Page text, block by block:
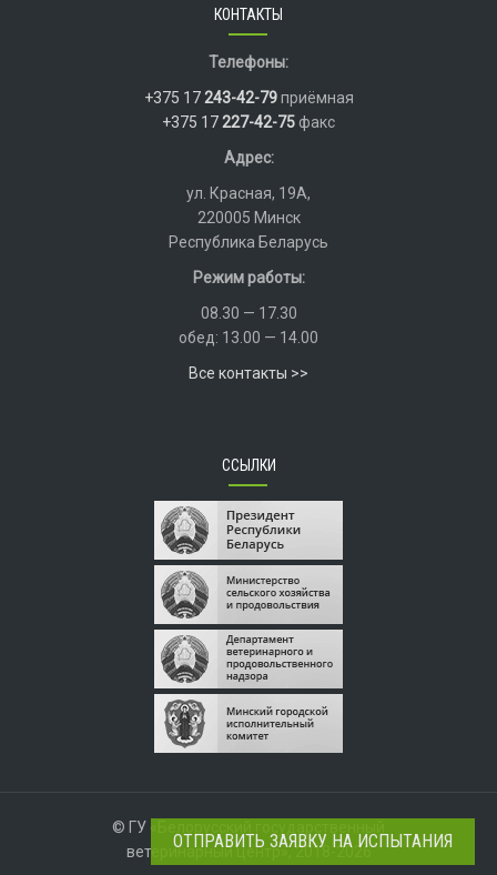
КОНТАКТЫ
Телефоны:
+375 17243-42-79приёмная
+375 17227-42-75факс
Адрес:
ул. Красная, 19А,
220005 Минск
Республика Беларусь
Режим работы:
08.30 — 17.30
обед: 13.00 — 14.00
Все контакты >>
ССЫЛКИ
© ГУ «Белорусский государственный
ветеринарный центр», 2018-2026
ОТПРАВИТЬ ЗАЯВКУ НА ИСПЫТАНИЯ